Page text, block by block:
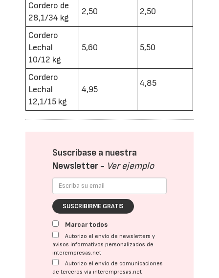
Cordero de
28,1/34 kg
2,50 2,50
Cordero
Lechal
10/12 kg
5,60 5,50
Cordero
Lechal
12,1/15 kg
4,95
4,85
Suscríbase a nuestra
Newsletter - Ver ejemplo
SUSCRIBIRME GRATIS
Marcar todos
Autorizo el envío de newsletters y
avisos informativos personalizados de
interempresas.net
Autorizo el envío de comunicaciones
de terceros vía interempresas.net